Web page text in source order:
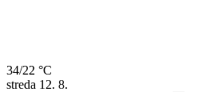
34/22 °C
streda 12. 8.